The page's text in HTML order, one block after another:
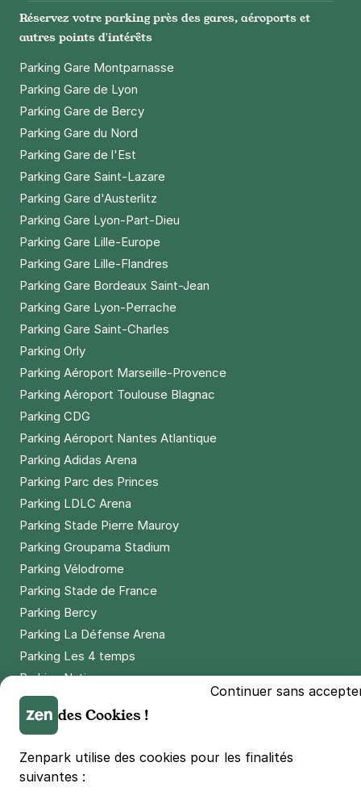
Réservez votre parking près des gares, aéroports et
autres points d'intérêts
Parking Gare Montparnasse
Parking Gare de Lyon
Parking Gare de Bercy
Parking Gare du Nord
Parking Gare de l'Est
Parking Gare Saint-Lazare
Parking Gare d'Austerlitz
Parking Gare Lyon-Part-Dieu
Parking Gare Lille-Europe
Parking Gare Lille-Flandres
Parking Gare Bordeaux Saint-Jean
Parking Gare Lyon-Perrache
Parking Gare Saint-Charles
Parking Orly
Parking Aéroport Marseille-Provence
Parking Aéroport Toulouse Blagnac
Parking CDG
Parking Aéroport Nantes Atlantique
Parking Adidas Arena
Parking Parc des Princes
Parking LDLC Arena
Parking Stade Pierre Mauroy
Parking Groupama Stadium
Parking Vélodrome
Parking Stade de France
Parking Bercy
Parking La Défense Arena
Parking Les 4 temps
Parking Nation
Parking Porte de Versailles
Parking Lille Grand Palais
Parking Casino Barrière Lille
Continuer sans
des Cookies !
Zenpark utilise des cookies pour les finalités
suivantes :